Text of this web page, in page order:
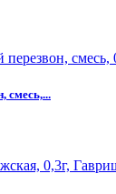
смесь,...